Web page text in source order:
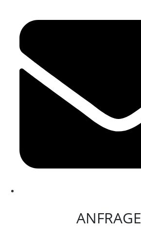
ANFRAGE